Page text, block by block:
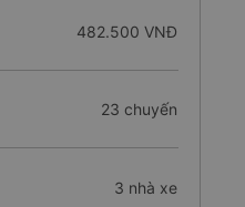
482.500 VNĐ
23 chuyến
3 nhà xe